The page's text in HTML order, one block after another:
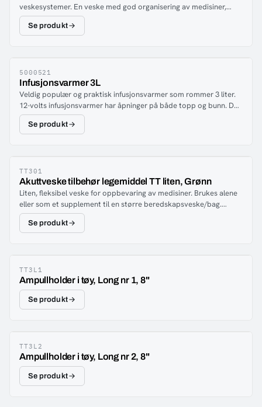
veskesystemer. En veske med god organisering av medisiner,
samtidig som den også har plass til noe ekstra utstyr som trengs
for medikamentell behandling.
Se produkt
5000521
Infusjonsvarmer 3L
Veldig populær og praktisk infusjonsvarmer som rommer 3 liter.
12-volts infusjonsvarmer har åpninger på både topp og bunn. Det
åpenbare valget når herdet infusjonsvæske bør gis umiddelbart
til pasienter før sykehus.
Se produkt
TT301
Akuttveske tilbehør legemiddel TT liten, Grønn
Liten, fleksibel veske for oppbevaring av medisiner. Brukes alene
eller som et supplement til en større beredskapsveske/bag.
Ettersom de elastiske båndene i posen lett kan flyttes, kan posen
enkelt tilpasses ut fra antall ampuller og behov.
Se produkt
TT3L1
Ampullholder i tøy, Long nr 1, 8"
Se produkt
TT3L2
Ampullholder i tøy, Long nr 2, 8"
Se produkt